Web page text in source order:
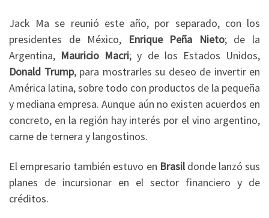
Jack Ma se reunió este año, por separado, con los
presidentes de México, Enrique Peña Nieto; de la
Argentina, Mauricio Macri; y de los Estados Unidos,
Donald Trump, para mostrarles su deseo de invertir en
América latina, sobre todo con productos de la pequeña
y mediana empresa. Aunque aún no existen acuerdos en
concreto, en la región hay interés por el vino argentino,
carne de ternera y langostinos.
El empresario también estuvo en Brasildonde lanzó sus
planes de incursionar en el sector financiero y de
créditos.